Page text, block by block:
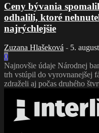
Ceny bývania
odhalili, ktoré
najrýchlejšie
Zuzana Hlašeková - 5.
0
Najnovšie údaje Národnej
trh vstúpil do vyrovnanejšej
zdraželi aj počas druhého